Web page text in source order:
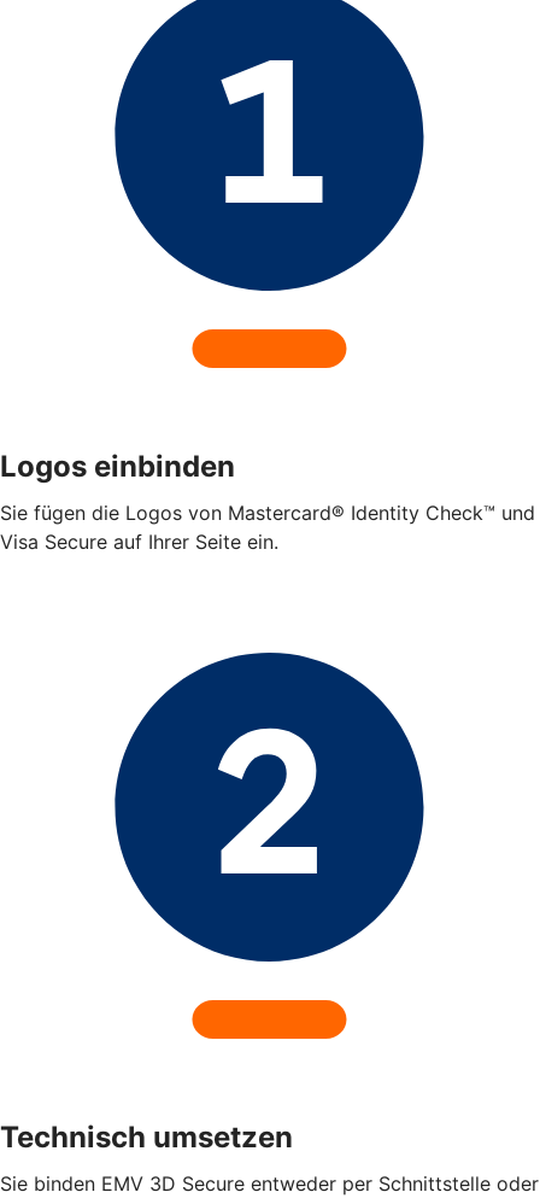
Logos einbinden
Sie fügen die Logos von Mastercard® Identity Check™ und
Visa Secure auf Ihrer Seite ein.
Technisch umsetzen
Sie binden EMV 3D Secure entweder per Schnittstelle oder